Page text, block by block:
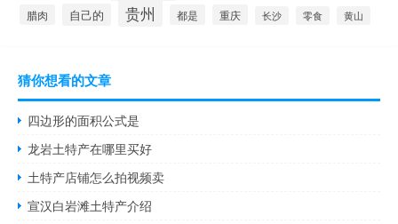
腊肉 自己的 贵州 都是 重庆 长沙 零食 黄山
猜你想看的文章
四边形的面积公式是
龙岩土特产在哪里买好
土特产店铺怎么拍视频卖
宣汉白岩滩土特产介绍